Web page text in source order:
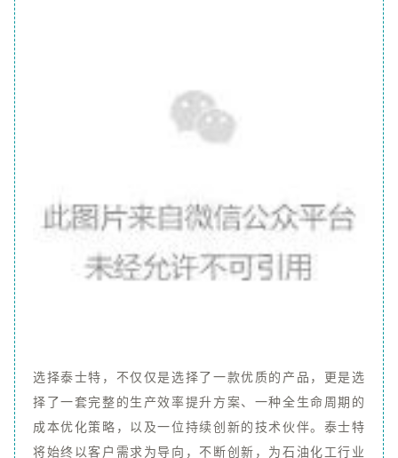
选择泰士特，不仅仅是选择了一款优质的产品，更是选
择了一套完整的生产效率提升方案、一种全生命周期的
成本优化策略，以及一位持续创新的技术伙伴。泰士特
将始终以客户需求为导向，不断创新，为石油化工行业